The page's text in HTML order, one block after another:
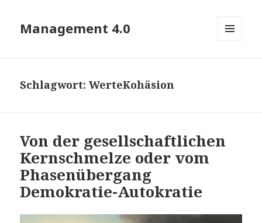
Management 4.0
Schlagwort:WerteKohäsion
Von der gesellschaftlichen
Kernschmelze oder vom
Phasenübergang
Demokratie-Autokratie